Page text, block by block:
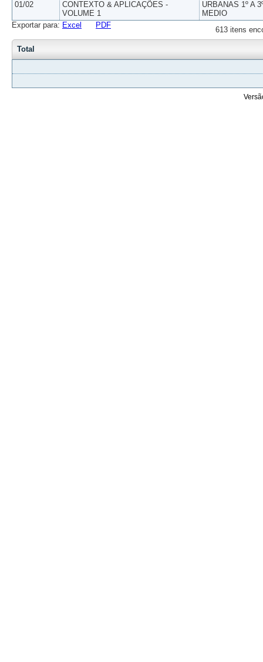
01/02
CONTEXTO & APLICAÇÕES -
VOLUME 1
URBANAS 1º A
MEDIO
613 itens
Exportar para: Excel PDF
Total